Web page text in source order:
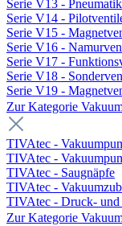
Serie V13 -
Serie V14 -
Serie V15 -
Serie V16 -
Serie V17 -
Serie V18 -
Serie V19 -
Zur Kategorie
TIVAtec -
TIVAtec -
TIVAtec - Saugnäpfe
TIVAtec -
TIVAtec - Druck- und
Zur Kategorie